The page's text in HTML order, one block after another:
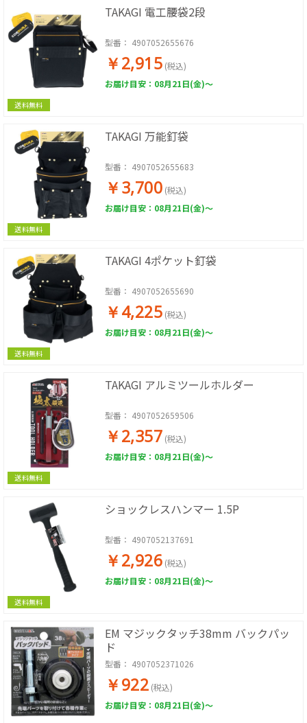
送料無料
TAKAGI 電工腰袋2段
型番： 4907052655676
￥2,915 (税込)
お届け目安：08月21日(金)～
送料無料
TAKAGI 万能釘袋
型番： 4907052655683
￥3,700 (税込)
お届け目安：08月21日(金)～
送料無料
TAKAGI 4ポケット釘袋
型番： 4907052655690
￥4,225 (税込)
お届け目安：08月21日(金)～
送料無料
TAKAGI アルミツールホルダー
型番： 4907052659506
￥2,357 (税込)
お届け目安：08月21日(金)～
送料無料
ショックレスハンマー 1.5P
型番： 4907052137691
￥2,926 (税込)
お届け目安：08月21日(金)～
EM マジックタッチ38mm バックパッ
ド
型番： 4907052371026
￥922 (税込)
お届け目安：08月21日(金)～